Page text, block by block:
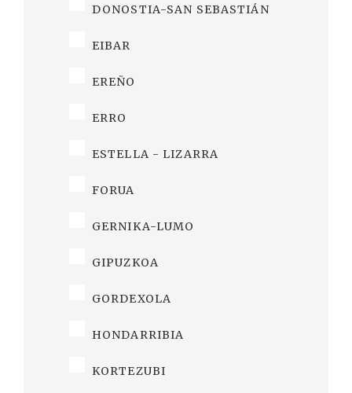
DONOSTIA-SAN SEBASTIÁN
EIBAR
EREÑO
ERRO
ESTELLA - LIZARRA
FORUA
GERNIKA-LUMO
GIPUZKOA
GORDEXOLA
HONDARRIBIA
KORTEZUBI